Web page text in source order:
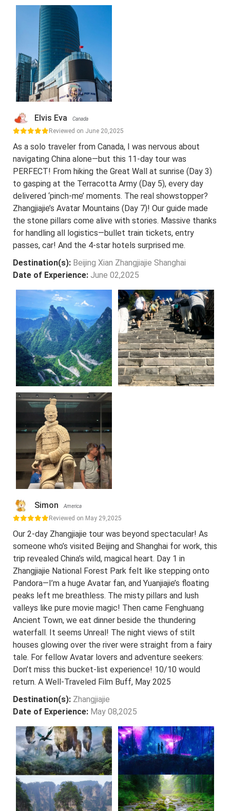
Elvis Eva Canada
Reviewed on June 20,2025
As a solo traveler from Canada, I was nervous about
navigating China alone—but this 11-day tour was
PERFECT! From hiking the Great Wall at sunrise (Day 3)
to gasping at the Terracotta Army (Day 5), every day
delivered ‘pinch-me’ moments. The real showstopper?
Zhangjiajie’s Avatar Mountains (Day 7)! Our guide made
the stone pillars come alive with stories. Massive thanks
for handling all logistics—bullet train tickets, entry
passes, car! And the 4-star hotels surprised me.
Destination(s): Beijing Xian Zhangjiajie Shanghai
Date of Experience: June 02,2025
Simon America
Reviewed on May 29,2025
Our 2-day Zhangjiajie tour was beyond spectacular! As
someone who’s visited Beijing and Shanghai for work, this
trip revealed China’s wild, magical heart. Day 1 in
Zhangjiajie National Forest Park felt like stepping onto
Pandora—I’m a huge Avatar fan, and Yuanjiajie’s floating
peaks left me breathless. The misty pillars and lush
valleys like pure movie magic! Then came Fenghuang
Ancient Town, we eat dinner beside the thundering
waterfall. It seems Unreal! The night views of stilt
houses glowing over the river were straight from a fairy
tale. For fellow Avatar lovers and adventure seekers:
Don’t miss this bucket-list experience! 10/10 would
return. A Well-Traveled Film Buff, May 2025
Destination(s): Zhangjiajie
Date of Experience: May 08,2025